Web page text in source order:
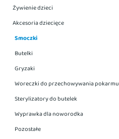
Żywienie dzieci
Akcesoria dziecięce
Smoczki
Butelki
Gryzaki
Woreczki do przechowywania pokarmu
Sterylizatory do butelek
Wyprawka dla noworodka
Pozostałe